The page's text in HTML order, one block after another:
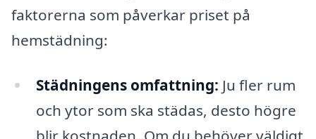
faktorerna som påverkar priset på
hemstädning:
Städningens omfattning: Ju fler rum
och ytor som ska städas, desto högre